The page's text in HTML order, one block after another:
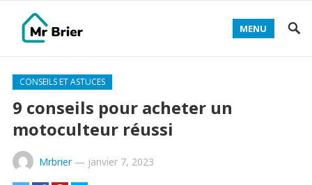
MENU
CONSEILS ET ASTUCES
9 conseils pour acheter un
motoculteur réussi
Mrbrier— janvier 7, 2023